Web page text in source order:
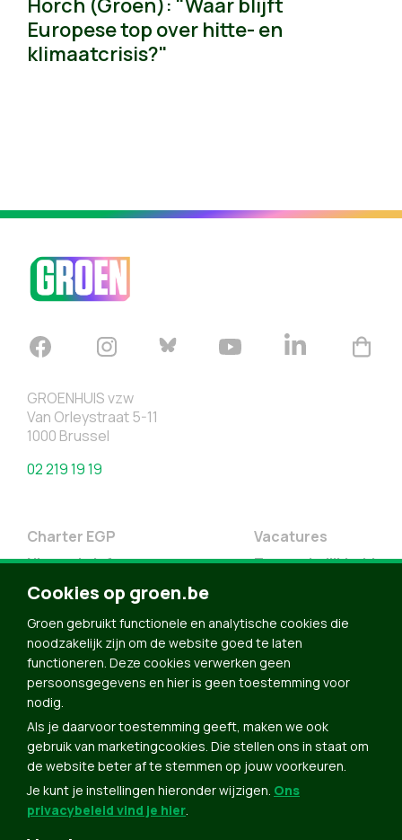
Europese top over hitte- en
klimaatcrisis?"
GROENHUIS vzw
Van Orleystraat 5-11
1000 Brussel
02 219 19 19
Charter EGP
Nieuwsbrief
Doe Mee
Contact
Groen in je buurt
Meldpunt
Vacatures
Toegankelijkheid
Word lid
Agenda
Bekijk kalender
Verleng je lidmaatschap
Programma oktober 2024
Cookies op groen.be
Groen gebruikt functionele en analytische cookies die
noodzakelijk zijn om de website goed te laten
functioneren. Deze cookies verwerken geen
persoonsgegevens en hier is geen toestemming voor
nodig.
Als je daarvoor toestemming geeft, maken we ook
gebruik van marketingcookies. Die stellen ons in staat om
de website beter af te stemmen op jouw voorkeuren.
Je kunt je instellingen hieronder wijzigen. Ons
privacybeleid vind je hier.